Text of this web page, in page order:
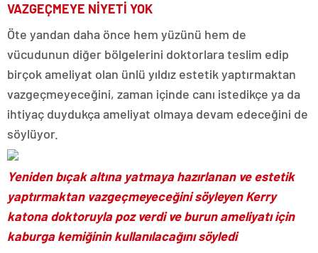
VAZGEÇMEYE NİYETİ YOK
Öte yandan daha önce hem yüzünü hem de
vücudunun diğer bölgelerini doktorlara teslim edip
birçok ameliyat olan ünlü yıldız estetik yaptırmaktan
vazgeçmeyeceğini, zaman içinde canı istedikçe ya da
ihtiyaç duydukça ameliyat olmaya devam edeceğini de
söylüyor.
Yeniden bıçak altına yatmaya hazırlanan ve estetik
yaptırmaktan vazgeçmeyeceğini söyleyen Kerry
katona doktoruyla poz verdi ve burun ameliyatı için
kaburga kemiğinin kullanılacağını söyledi